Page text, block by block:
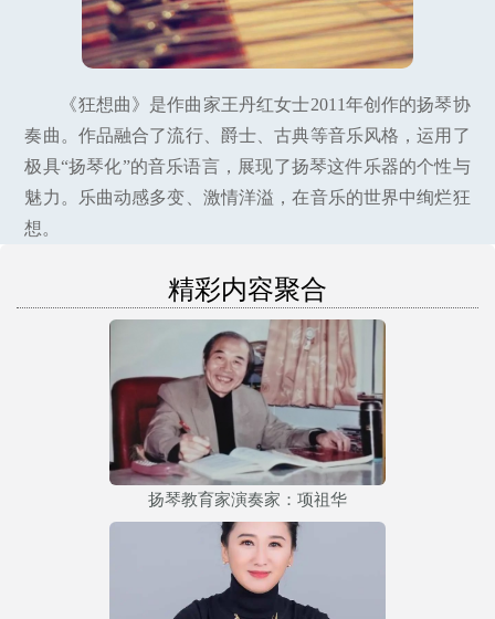
《狂想曲》是作曲家王丹红女士2011年创作的扬琴协
奏曲。作品融合了流行、爵士、古典等音乐风格，运用了
极具“扬琴化”的音乐语言，展现了扬琴这件乐器的个性与
魅力。乐曲动感多变、激情洋溢，在音乐的世界中绚烂狂
想。
精彩内容聚合
扬琴教育家演奏家：项祖华